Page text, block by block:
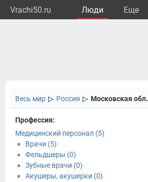
Vrachi50.ru Люди Eще
Весь мир ▷ Россия ▷ Московская обл.
Профессия:
Медицинский персонал (5)
Врачи (5)
Фельдшеры (0)
Зубные врачи (0)
Акушеры, акушерки (0)